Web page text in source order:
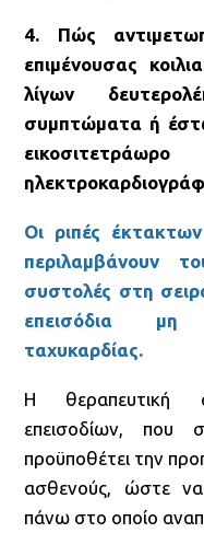
4. Πώς
επιμένουσας
λίγων
συμπτώματα ή
Οι ριπές
περιλαμβάνουν
συστολές στη
επεισόδια μη
ταχυκαρδίας.
Η θεραπευτική
επεισοδίων, που
προϋποθέτει την
ασθενούς, ώστε
πάνω στο οποίο